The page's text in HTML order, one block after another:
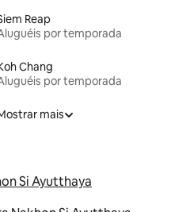
Reap
por temporada
Chang
por temporada
mais
Si Ayutthaya